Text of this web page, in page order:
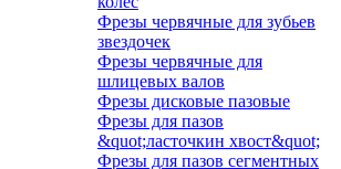
Фрезы червячные для зубьев
звездочек
Фрезы червячные для
шлицевых валов
Фрезы дисковые пазовые
Фрезы для пазов
&quot;ласточкин хвост&quot;
Фрезы для пазов сегментных